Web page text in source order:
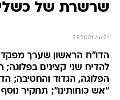
שרשרת של
5.9.2001 / 6:21
הדו"ח הראשון שערך
להדיח שני קצינים
הפלוגה, הגדוד והחטיבה;
"אש כוחותינו"; תחקיר